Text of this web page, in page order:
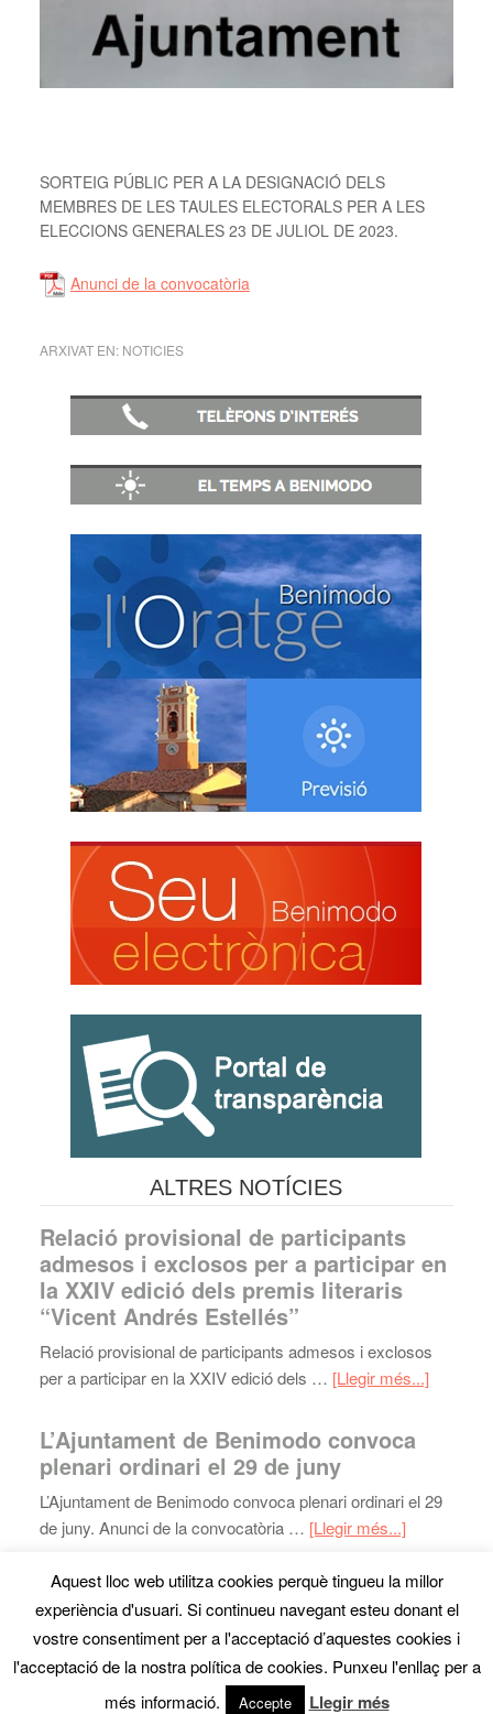
SORTEIG PÚBLIC PER A LA DESIGNACIÓ DELS
MEMBRES DE LES TAULES ELECTORALS PER A LES
ELECCIONS GENERALES 23 DE JULIOL DE 2023.
Anunci de la convocatòria
ARXIVAT EN: NOTICIES
ALTRES NOTÍCIES
Relació provisional de participants
admesos i exclosos per a participar en
la XXIV edició dels premis literaris
“Vicent Andrés Estellés”
Relació provisional de participants admesos i exclosos
per a participar en la XXIV edició dels … [Llegir més...]
L’Ajuntament de Benimodo convoca
plenari ordinari el 29 de juny
L’Ajuntament de Benimodo convoca plenari ordinari el 29
de juny. Anunci de la convocatòria … [Llegir més...]
· Copyright © 2026 · Ajuntament de Benimodo ·
Tel:961818800- Fax: 962993496 ·Avís Legal·disseny
webdenou.com
Aquest lloc web utilitza cookies perquè tingueu la millor
experiència d'usuari. Si continueu navegant esteu donant el
vostre consentiment per a l'acceptació d’aquestes cookies i
l'acceptació de la nostra política de cookies. Punxeu l'enllaç per a
més informació.
Accepte Llegir més